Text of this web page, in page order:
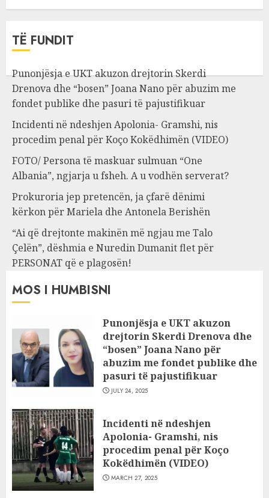
TË FUNDIT
Punonjësja e UKT akuzon drejtorin Skerdi
Drenova dhe “bosen” Joana Nano për abuzim me
fondet publike dhe pasuri të pajustifikuar
Incidenti në ndeshjen Apolonia- Gramshi, nis
procedim penal për Koço Kokëdhimën (VIDEO)
FOTO/ Persona të maskuar sulmuan “One
Albania”, ngjarja u fsheh. A u vodhën serverat?
Prokuroria jep pretencën, ja çfarë dënimi
kërkon për Mariela dhe Antonela Berishën
“Ai që drejtonte makinën më ngjau me Talo
Çelën”, dëshmia e Nuredin Dumanit flet për
PERSONAT që e plagosën!
MOS I HUMBISNI
Punonjësja e UKT akuzon
drejtorin Skerdi Drenova dhe
“bosen” Joana Nano për
abuzim me fondet publike dhe
pasuri të pajustifikuar
JULY 24, 2025
Incidenti në ndeshjen
Apolonia- Gramshi, nis
procedim penal për Koço
Kokëdhimën (VIDEO)
MARCH 27, 2025